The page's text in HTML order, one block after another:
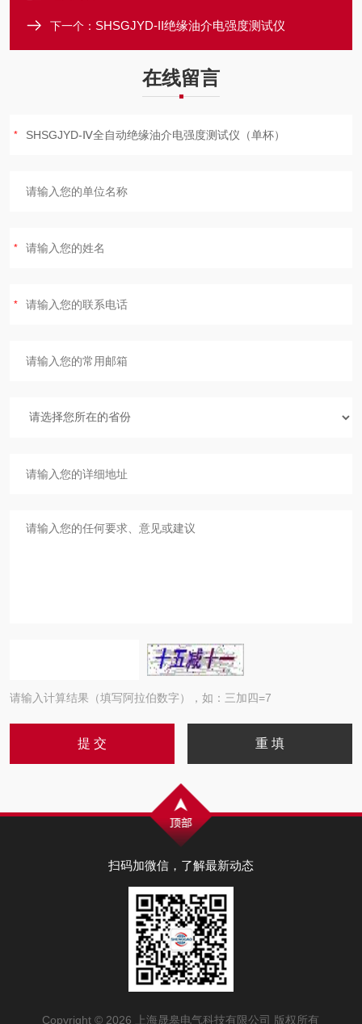
下一个： SHSGJYD-II绝缘油介电强度测试仪
在线留言
请输入计算结果（填写阿拉伯数字），如：三加四=7
扫码加微信，了解最新动态
Copyright © 2026 上海晟皋电气科技有限公司 版权所有